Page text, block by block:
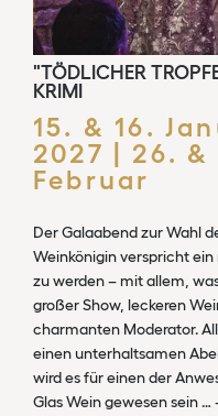
"TÖDLICHER
KRIMI
15. & 16.
2027 | 26. &
Februar
Der Galaabend zur Wahl
Weinkönigin verspricht ein
zu werden – mit allem,
großer Show, leckeren
charmanten Moderator.
einen unterhaltsamen
wird es für einen der
Glas Wein gewesen sein …